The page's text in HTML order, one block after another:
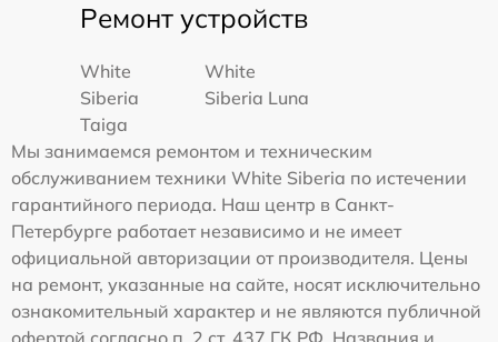
Ремонт устройств
White
Siberia
Taiga
White
Siberia Luna
Мы занимаемся ремонтом и техническим
обслуживанием техники White Siberia по истечении
гарантийного периода. Наш центр в Санкт-
Петербурге работает независимо и не имеет
официальной авторизации от производителя. Цены
на ремонт, указанные на сайте, носят исключительно
ознакомительный характер и не являются публичной
офертой согласно п. 2 ст. 437 ГК РФ. Названия и